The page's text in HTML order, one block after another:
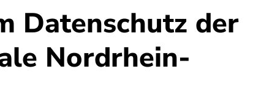
Datenschutz der
Nordrhein-